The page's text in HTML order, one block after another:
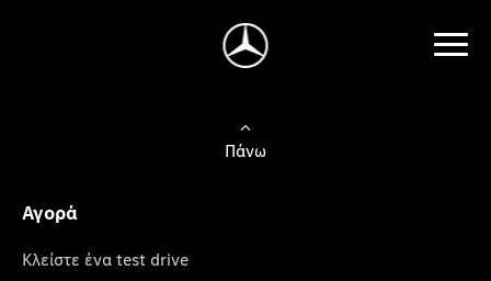
Πάνω
Αγορά
Κλείστε ένα test drive